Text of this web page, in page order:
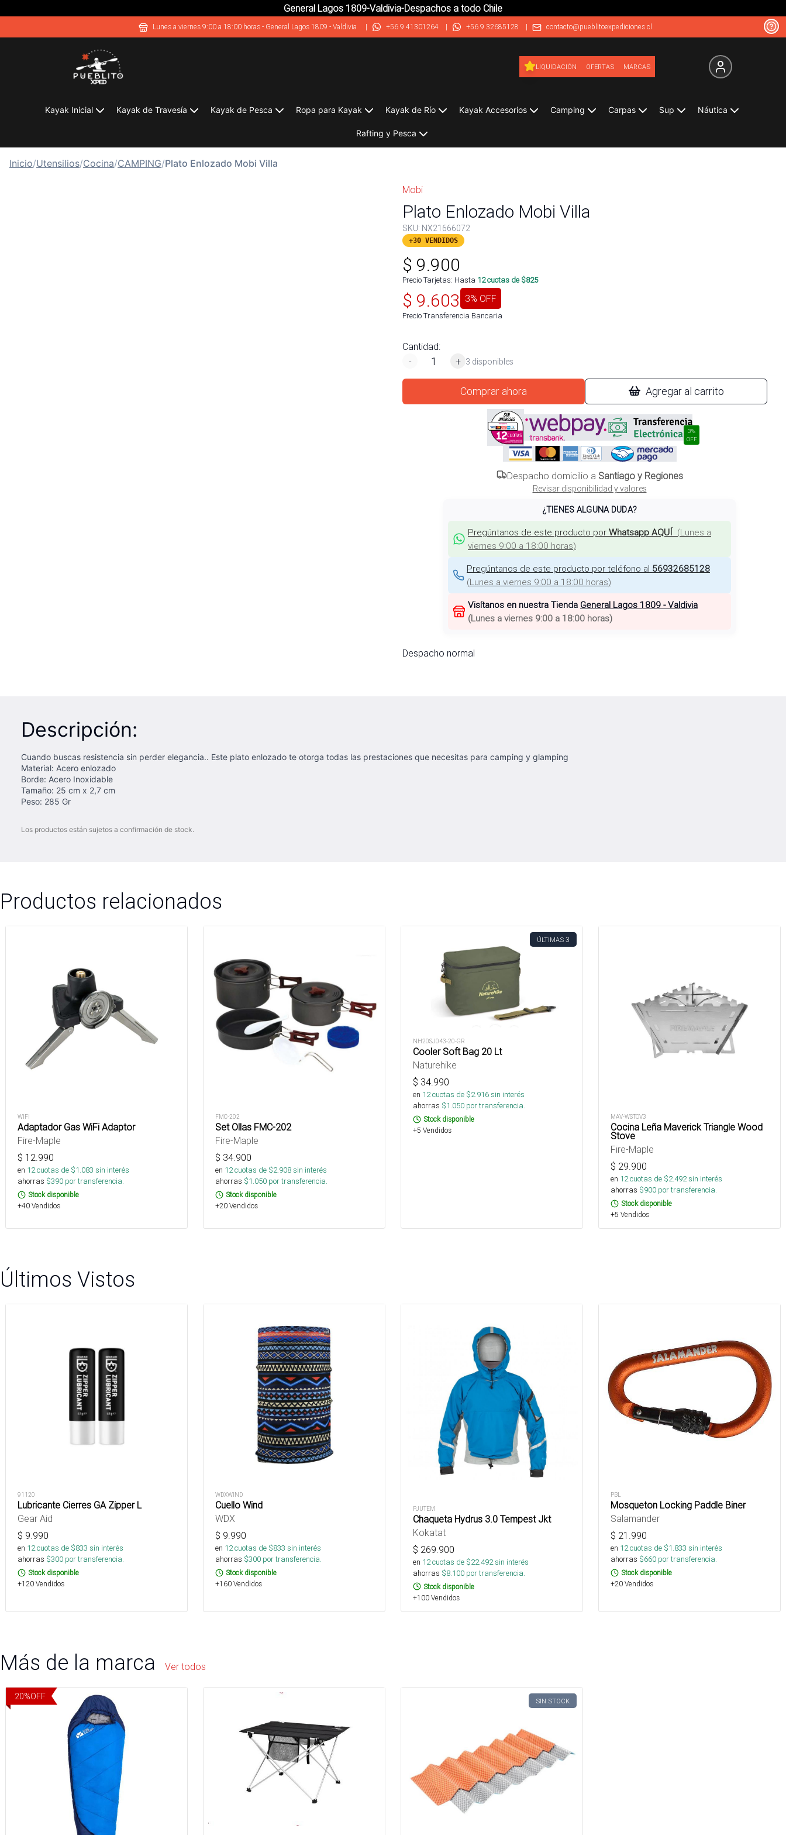
General Lagos 1809-Valdivia-Despachos a todo Chile
Lunes a viernes 9:00 a 18:00 horas - General Lagos 1809 - Valdivia | +56 9 41301264 | +56 9 32685128 | contacto@pueblitoexpediciones.cl
LIQUIDACIÓN OFERTAS MARCAS
Kayak Inicial Kayak de Travesía Kayak de Pesca Ropa para Kayak Kayak de Río Kayak Accesorios Camping Carpas Sup Náutica
Rafting y Pesca
Inicio/Utensilios/Cocina/CAMPING/Plato Enlozado Mobi Villa
Mobi
Plato Enlozado Mobi Villa
SKU: NX21666072
+30 VENDIDOS
$ 9.900
Precio Tarjetas: Hasta 12cuotas de $825
$ 9.603 3% OFF
Precio Transferencia Bancaria
Cantidad:
-
+ 3 disponibles
Comprar ahora Agregar al carrito
3%
OFF
Despacho domicilio a Santiago y Regiones
Revisar disponibilidad y valores
¿TIENES ALGUNA DUDA?
Pregúntanos de este producto por Whatsapp AQUÍ (Lunes a
viernes 9:00 a 18:00 horas)
Pregúntanos de este producto por teléfono al 56932685128
(Lunes a viernes 9:00 a 18:00 horas)
Visítanos en nuestra Tienda General Lagos 1809 - Valdivia
(Lunes a viernes 9:00 a 18:00 horas)
Despacho normal
Descripción:
Cuando buscas resistencia sin perder elegancia.. Este plato enlozado te otorga todas las prestaciones que necesitas para camping y glamping
Material: Acero enlozado
Borde: Acero Inoxidable
Tamaño: 25 cm x 2,7 cm
Peso: 285 Gr
Los productos están sujetos a confirmación de stock.
Productos relacionados
WIFI
Adaptador Gas WiFi Adaptor
Fire-Maple
$ 12.990
en 12cuotas de $1.083 sin interés
ahorras $390 por transferencia.
Stock disponible
+40 Vendidos
FMC-202
Set Ollas FMC-202
Fire-Maple
$ 34.900
en 12cuotas de $2.908sin interés
ahorras $1.050 por transferencia.
Stock disponible
+20 Vendidos
ÚLTIMAS 3
NH20SJ043-20-GR
Cooler Soft Bag 20 Lt
Naturehike
$ 34.990
en 12cuotas de $2.916sin interés
ahorras $1.050 por transferencia.
Stock disponible
+5 Vendidos
MAV-WSTOV3
Cocina Leña Maverick Triangle Wood
Stove
Fire-Maple
$ 29.900
en 12cuotas de $2.492sin interés
ahorras $900 por transferencia.
Stock disponible
+5 Vendidos
Últimos Vistos
91120
Lubricante Cierres GA Zipper L
Gear Aid
$ 9.990
en 12cuotas de $833 sin interés
ahorras $300 por transferencia.
Stock disponible
+120 Vendidos
WDXWIND
Cuello Wind
WDX
$ 9.990
en 12cuotas de $833 sin interés
ahorras $300 por transferencia.
Stock disponible
+160 Vendidos
PJUTEM
Chaqueta Hydrus 3.0 Tempest Jkt
Kokatat
$ 269.900
en 12cuotas de $22.492sin interés
ahorras $8.100 por transferencia.
Stock disponible
+100 Vendidos
PBL
Mosqueton Locking Paddle Biner
Salamander
$ 21.990
en 12cuotas de $1.833 sin interés
ahorras $660 por transferencia.
Stock disponible
+20 Vendidos
Más de la marca Ver todos
20%OFF SIN STOCK